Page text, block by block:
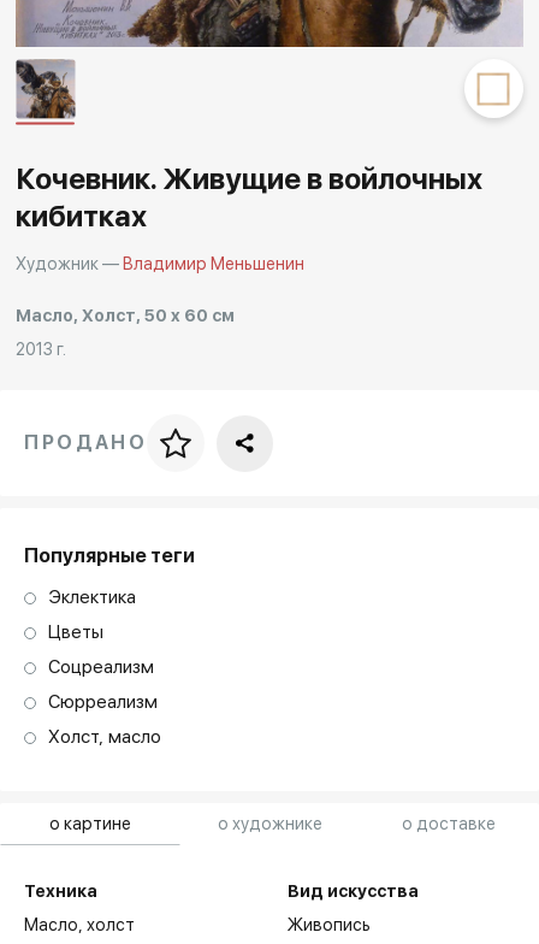
Другие проекты
о картине о художнике о доставке
Техника
Масло,холст
Вид искусства
Живопись
Кочевник. Живущие в войлочных
кибитках
Художник — Владимир Меньшенин
Масло, Холст, 50 x 60 см
2013 г.
Цена за багет
ПРОДАНО
Популярные теги
Эклектика
Цветы
Соцреализм
Сюрреализм
Холст, масло